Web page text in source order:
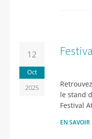
12
Oct
2025
le stand
Festival
EN SAVOIR